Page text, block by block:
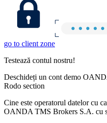
go to client zone
Testează contul nostru!
Deschideți un cont demo
Rodo section
Cine este operatorul datelor cu
OANDA TMS Brokers S.A. cu